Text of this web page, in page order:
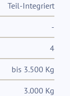
Teil-Integriert
-
4
bis 3.500 Kg
3.000 Kg